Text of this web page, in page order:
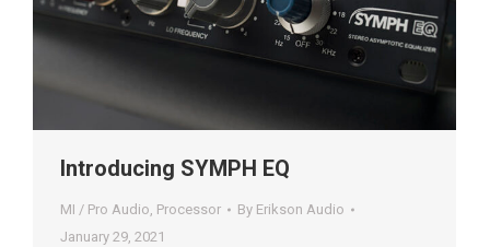
Introducing SYMPH EQ
MI / Pro Audio, Processor By Erikson Audio
January 29, 2021